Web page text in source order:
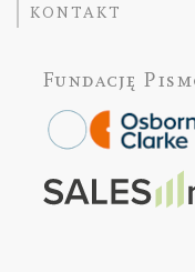
KONTAKT
Fundację